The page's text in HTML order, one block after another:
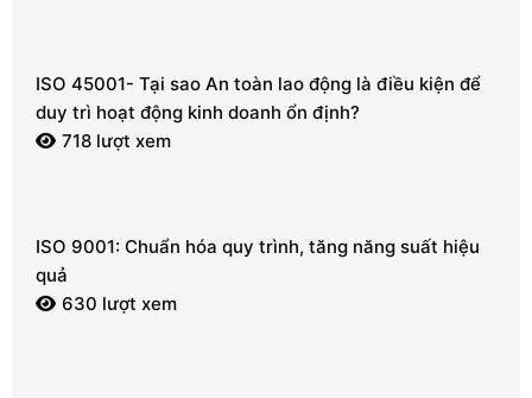
ISO 45001- Tại sao An toàn lao động là điều kiện để
duy trì hoạt động kinh doanh ổn định?
718 lượt xem
ISO 9001: Chuẩn hóa quy trình, tăng năng suất hiệu
quả
630 lượt xem